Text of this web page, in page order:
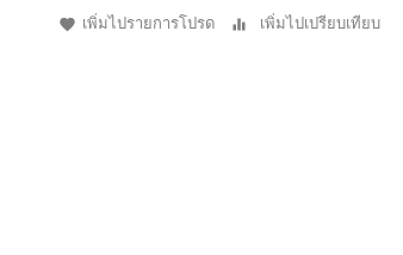
เพิ่มไปรายการโปรด เพิ่มไปเปรียบเทียบ